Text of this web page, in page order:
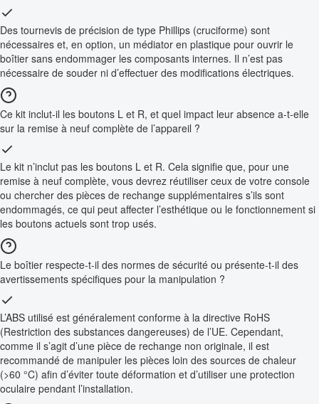
Des tournevis de précision de type Phillips (cruciforme) sont
nécessaires et, en option, un médiator en plastique pour ouvrir le
boîtier sans endommager les composants internes. Il n’est pas
nécessaire de souder ni d’effectuer des modifications électriques.
Ce kit inclut-il les boutons L et R, et quel impact leur absence a-t-elle
sur la remise à neuf complète de l’appareil ?
Le kit n’inclut pas les boutons L et R. Cela signifie que, pour une
remise à neuf complète, vous devrez réutiliser ceux de votre console
ou chercher des pièces de rechange supplémentaires s’ils sont
endommagés, ce qui peut affecter l’esthétique ou le fonctionnement si
les boutons actuels sont trop usés.
Le boîtier respecte-t-il des normes de sécurité ou présente-t-il des
avertissements spécifiques pour la manipulation ?
L’ABS utilisé est généralement conforme à la directive RoHS
(Restriction des substances dangereuses) de l’UE. Cependant,
comme il s’agit d’une pièce de rechange non originale, il est
recommandé de manipuler les pièces loin des sources de chaleur
(>60 °C) afin d’éviter toute déformation et d’utiliser une protection
oculaire pendant l’installation.